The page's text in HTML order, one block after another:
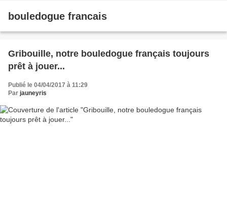
bouledogue francais
Gribouille, notre bouledogue français toujours
prêt à jouer...
Publié le 04/04/2017 à 11:29
Par jauneyris